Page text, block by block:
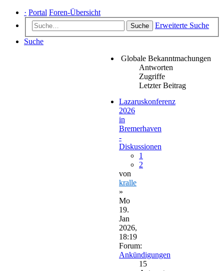
· Portal Foren-Übersicht
Suche
Erweiterte Suche
Suche
Globale Bekanntmachungen
Antworten
Zugriffe
Letzter Beitrag
Lazaruskonferenz
2026
in
Bremerhaven
-
Diskussionen
1
2
von
kralle
»
Mo
19.
Jan
2026,
18:19
Forum:
Ankündigungen
15